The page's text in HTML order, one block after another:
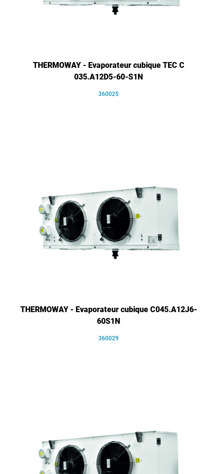
THERMOWAY - Evaporateur cubique TEC C
035.A12D5-60-S1N
360025
THERMOWAY - Evaporateur cubique C045.A12J6-
60S1N
360029